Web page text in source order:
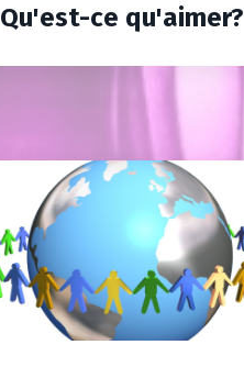
Qu'est-ce qu'aimer?